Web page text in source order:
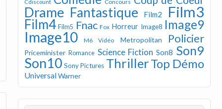
Cdiscount Concours
Drame Fantastique Film2 Film3
Film4 Film5 Fnac Fox Horreur Image8 Image9
Image10 M6 Vidéo Metropolitan Policier
Priceminister Romance Science Fiction Son8 Son9
Son10 Sony Pictures ThrillerTop Démo
UniversalWarner